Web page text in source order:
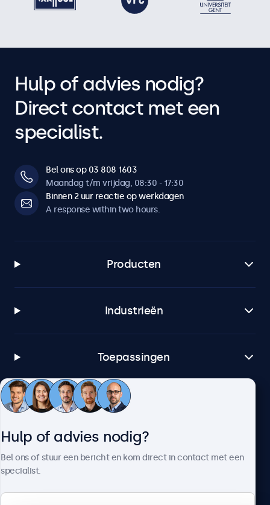
Hulp of advies nodig?
Direct contact met een
specialist.
Bel ons op 03 808 1603
Maandag t/m vrijdag, 08:30 - 17:30
Binnen 2 uur reactie op werkdagen
A response within two hours.
Producten
Industrieën
Toepassingen
Klantenservice
Hulp of advies nodig?
Bel ons of stuur een bericht en kom direct in contact met een
specialist.